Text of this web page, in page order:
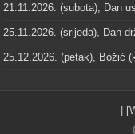
21.11.2026. (subota), Dan
25.11.2026. (srijeda), Dan
25.12.2026. (petak), Božić
|